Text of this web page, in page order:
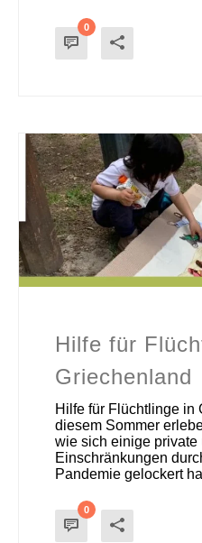
0
Hilfe für
Griechenland
Hilfe für Flüchtlinge
diesem Sommer
wie sich einige private
Einschränkungen
Pandemie gelockert
0